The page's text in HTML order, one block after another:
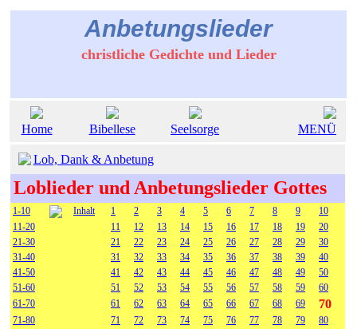
Anbetungslieder
christliche Gedichte und Lieder
Home Bibellese Seelsorge MENÜ
Lob, Dank & Anbetung
Loblieder und Anbetungslieder Gottes
1-10 Inhalt 1 2 3 4 5 6 7 8 9
10
11-20
11 12 13 14 15 16 17 18 19
20
21-30
21 22 23 24 25 26 27 28 29
30
31-40
31 32 33 34 35 36 37 38 39
40
41-50
41 42 43 44 45 46 47 48 49
50
51-60
51 52 53 54 55 56 57 58 59
60
61-70
61 62 63 64 65 66 67 68 69 70
71-80 71 72 73 74 75 76 77 78 79
80